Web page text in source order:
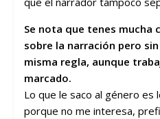
Se nota que tenes mucha
sobre la narración pero
misma regla, aunque
marcado.
Lo que le saco al género es
porque no me interesa,